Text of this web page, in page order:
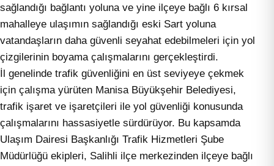
sağlandığı bağlantı yoluna ve yine ilçeye bağlı 6 kırsal
mahalleye ulaşımın sağlandığı eski Sart yoluna
vatandaşların daha güvenli seyahat edebilmeleri için yol
çizgilerinin boyama çalışmalarını gerçekleştirdi.
İl genelinde trafik güvenliğini en üst seviyeye çekmek
için çalışma yürüten Manisa Büyükşehir Belediyesi,
trafik işaret ve işaretçileri ile yol güvenliği konusunda
çalışmalarını hassasiyetle sürdürüyor. Bu kapsamda
Ulaşım Dairesi Başkanlığı Trafik Hizmetleri Şube
Müdürlüğü ekipleri, Salihli ilçe merkezinden ilçeye bağlı